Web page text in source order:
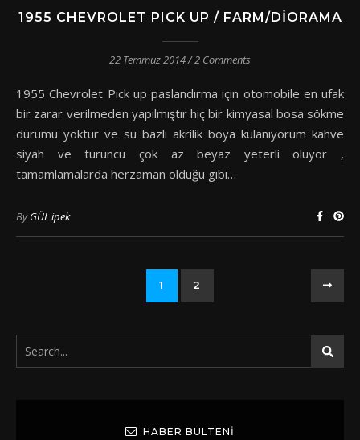
1955 CHEVROLET PICK UP / FARM/DIORAMA
22 Temmuz 2014/2 Comments
1955 Chevrolet Pıck up paslandırma için otomobile en ufak
bir zarar verilmeden yapılmıştır hiç bir kimyasal bosa sökme
durumu yoktur ve su bazlı akrilik boya kulanıyorum kahve
siyah ve turuncu çok az beyaz yeterli oluyor ,
tamamlamalarda herzaman olduğu gibi…
ByGÜL ipek
1 2
HABER BÜLTENI